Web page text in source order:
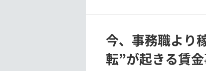
今、事務職より
転”が起きる賃